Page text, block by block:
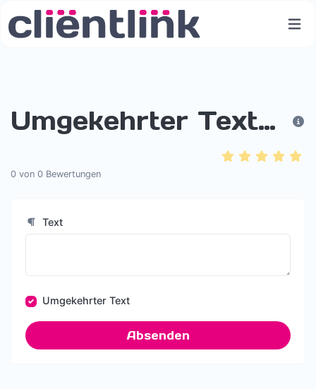
Umgekehrter Textgenerator
0 von 0 Bewertungen
Text
Umgekehrter Text
Absenden